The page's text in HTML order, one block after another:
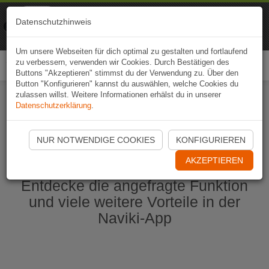
Naviki App jetzt öffnen
Entdecke die angefragte Funktion
und viele weitere Vorteile in der
Naviki-App
Datenschutzhinweis
Um unsere Webseiten für dich optimal zu gestalten und fortlaufend
zu verbessern, verwenden wir Cookies. Durch Bestätigen des
Buttons "Akzeptieren" stimmst du der Verwendung zu. Über den
Button "Konfigurieren" kannst du auswählen, welche Cookies du
zulassen willst. Weitere Informationen erhälst du in unserer
Datenschutzerklärung.
NUR NOTWENDIGE COOKIES KONFIGURIEREN
AKZEPTIEREN
Naviki